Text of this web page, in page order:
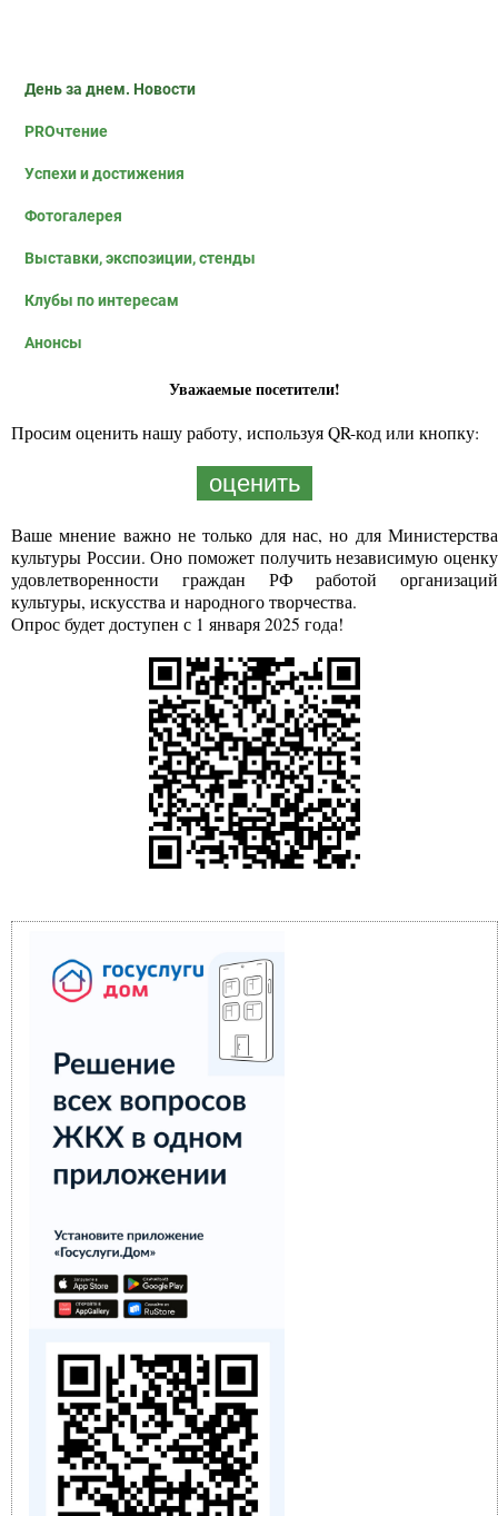
День за днем. Новости
PROчтение
Успехи и достижения
Фотогалерея
Выставки, экспозиции, стенды
Клубы по интересам
Анонсы
Уважаемые посетители!
Просим оценить нашу работу, используя QR-код или кнопку:
оценить
Ваше мнение важно не только для нас, но для Министерства
культуры России. Оно поможет получить независимую оценку
удовлетворенности граждан РФ работой организаций
культуры, искусства и народного творчества.
Опрос будет доступен с 1 января 2025 года!